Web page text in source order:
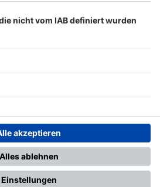
Datenschutz Impressum